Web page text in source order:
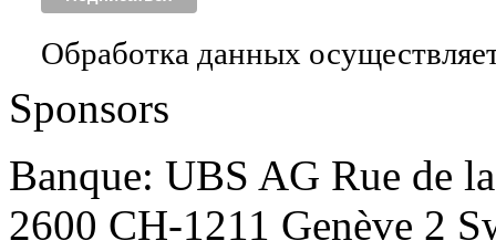
Обработка данных
Sponsors
Banque: UBS AG Rue de
2600 CH-1211 Genève 2